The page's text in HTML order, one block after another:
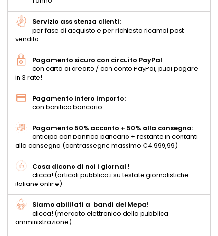
Servizio assistenza clienti:
per fase di acquisto e per richiesta ricambi post
vendita
Pagamento sicuro con circuito PayPal:
con carta di credito / con conto PayPal, puoi pagare
in 3 rate!
Pagamento intero importo:
con bonifico bancario
Pagamento 50% acconto + 50% alla consegna:
anticipo con bonifico bancario + restante in contanti
alla consegna (contrassegno massimo €4.999,99)
Cosa dicono di noi i giornali!
clicca! (articoli pubblicati su testate giornalistiche
italiane online)
Siamo abilitati ai bandi del Mepa!
clicca! (mercato elettronico della pubblica
amministrazione)